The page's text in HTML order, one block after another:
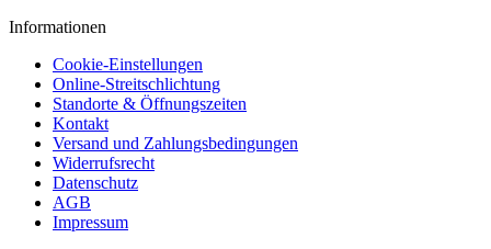
Informationen
Cookie-Einstellungen
Online-Streitschlichtung
Standorte & Öffnungszeiten
Kontakt
Versand und Zahlungsbedingungen
Widerrufsrecht
Datenschutz
AGB
Impressum